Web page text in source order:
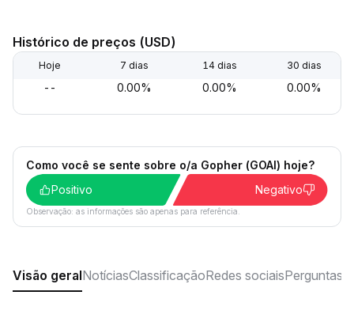
Histórico de preços (USD)
Hoje 7 dias 14 dias 30 dias
-- 0.00% 0.00% 0.00%
Como você se sente sobre o/a Gopher (GOAI) hoje?
Positivo
Negativo
Observação: as informações são apenas para referência.
Visão geralNotíciasClassificaçãoRedes sociaisPerguntas